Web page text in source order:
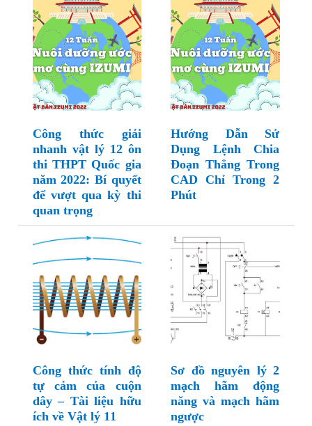
Công thức giải
nhanh vật lý 12 ôn
thi THPT Quốc gia
năm 2022: Bí quyết
để vượt qua kỳ thi
quan trọng
Hướng Dẫn Sử
Dụng Lệnh Chia
Đoạn Thẳng Trong
CAD Chỉ Trong 2
Phút
Công thức tính độ
tự cảm của cuộn
dây – Tài liệu hữu
ích về Vật lý 11
Sơ đồ nguyên lý 2
mạch hãm động
năng và mạch hãm
ngược